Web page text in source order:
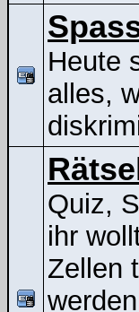
Heute
alles,
Quiz,
ihr
Zellen